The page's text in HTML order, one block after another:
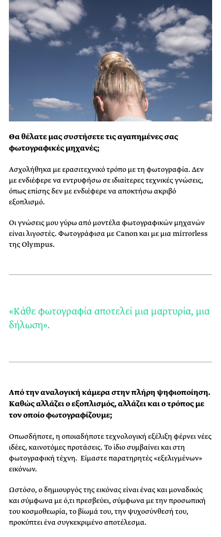
Θα θέλατε μας συστήσετε τις αγαπημένες σας
φωτογραφικές μηχανές;
Ασχολήθηκα με ερασιτεχνικό τρόπο με τη φωτογραφία. Δεν
με ενδιέφερε να εντρυφήσω σε ιδιαίτερες τεχνικές γνώσεις,
όπως επίσης δεν με ενδιέφερε να αποκτήσω ακριβό
εξοπλισμό.
Οι γνώσεις μου γύρω από μοντέλα φωτογραφικών μηχανών
είναι λιγοστές. Φωτογράφισα με Canon και με μια mirrorless
της Olympus.
«Κάθε φωτογραφία αποτελεί μια μαρτυρία, μια
δήλωση».
Από την αναλογική κάμερα στην πλήρη ψηφιοποίηση.
Καθώς αλλάζει ο εξοπλισμός, αλλάζει και ο τρόπος με
τον οποίο φωτογραφίζουμε;
Οπωσδήποτε, η οποιαδήποτε τεχνολογική εξέλιξη φέρνει νέες
ιδέες, καινοτόμες προτάσεις. Το ίδιο συμβαίνει και στη
φωτογραφική τέχνη. Είμαστε παρατηρητές «εξελιγμένων»
εικόνων.
Ωστόσο, ο δημιουργός της εικόνας είναι ένας και μοναδικός
και σύμφωνα με ό,τι πρεσβεύει, σύμφωνα με την προσωπική
του κοσμοθεωρία, το βίωμά του, την ψυχοσύνθεσή του,
προκύπτει ένα συγκεκριμένο αποτέλεσμα.